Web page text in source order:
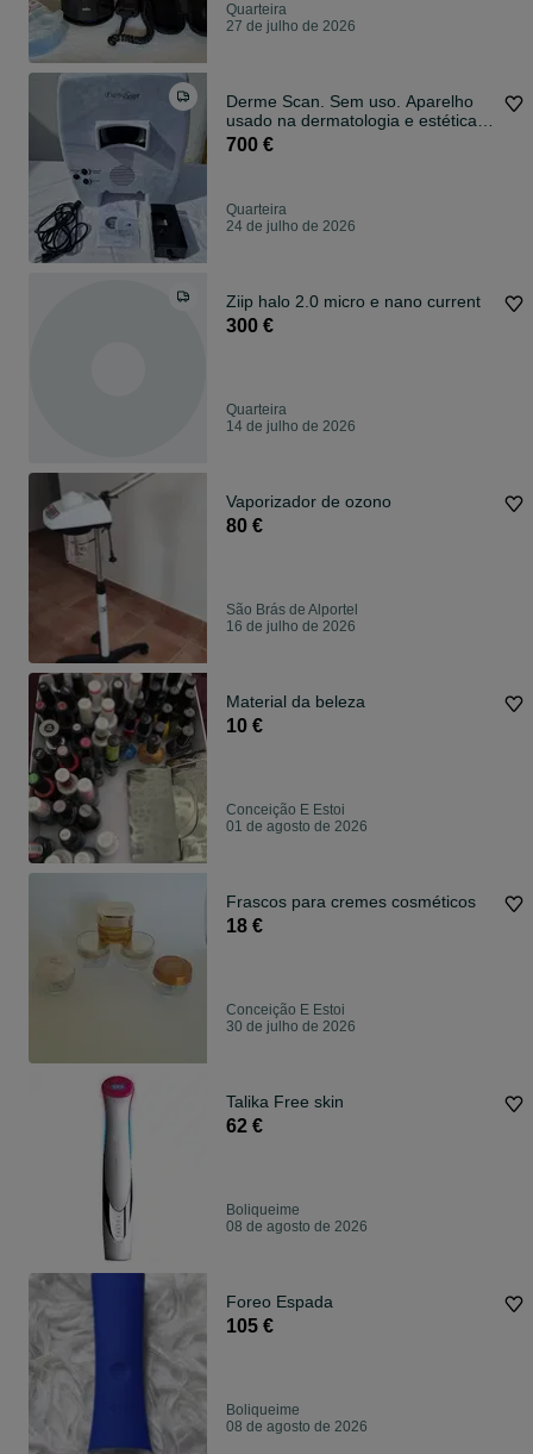
Quarteira
27 de julho de 2026
Derme Scan. Sem uso. Aparelho
usado na dermatologia e estética,
analisa a pele de forma não
700 €
Quarteira
24 de julho de 2026
Ziip halo 2.0 micro e nano current
300 €
Quarteira
14 de julho de 2026
Vaporizador de ozono
80 €
São Brás de Alportel
16 de julho de 2026
Material da beleza
10 €
Conceição E Estoi
01 de agosto de 2026
Frascos para cremes cosméticos
18 €
Conceição E Estoi
30 de julho de 2026
Talika Free skin
62 €
Boliqueime
08 de agosto de 2026
Foreo Espada
105 €
Boliqueime
08 de agosto de 2026